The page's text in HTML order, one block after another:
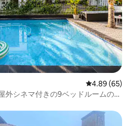
レビュー65
4.89 (65)
外シネマ付きの9ベッドルームのプ